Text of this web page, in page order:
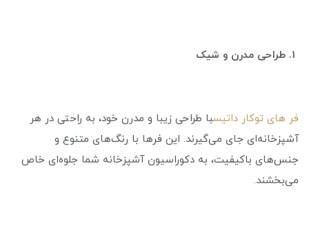
فر های توکار داتیسبا طراحی زیبا و مدرن خود، به راحتی در هر
آشپزخانه‌ای جای می‌گیرند. این فرها با رنگ‌های متنوع و
جنس‌های باکیفیت، به دکوراسیون آشپزخانه شما جلوه‌ای خاص
می‌بخشند.